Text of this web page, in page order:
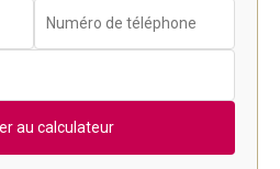
au calculateur